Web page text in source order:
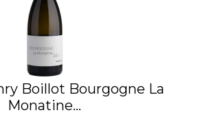
Boillot Bourgogne La
Monatine...